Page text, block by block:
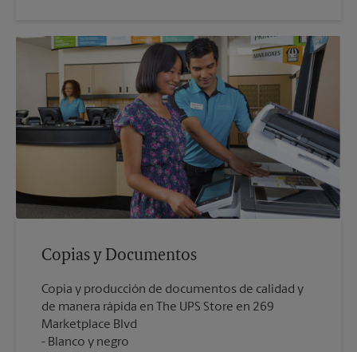
Copias y Documentos
Copia y producción de documentos de calidad y
de manera rápida en The UPS Store en 269
Marketplace Blvd
Blanco y negro